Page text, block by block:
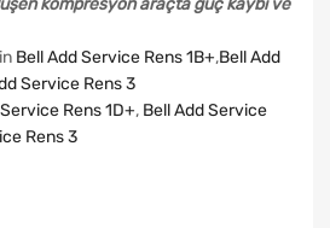
Bell Add Service Rens 1B+,Bell Add
Service Rens 3
Rens 1D+, Bell Add Service
Rens 3